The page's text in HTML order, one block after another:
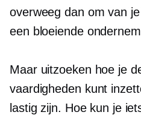
overweeg dan om van
een bloeiende
Maar uitzoeken hoe je
vaardigheden kunt
lastig zijn. Hoe kun je